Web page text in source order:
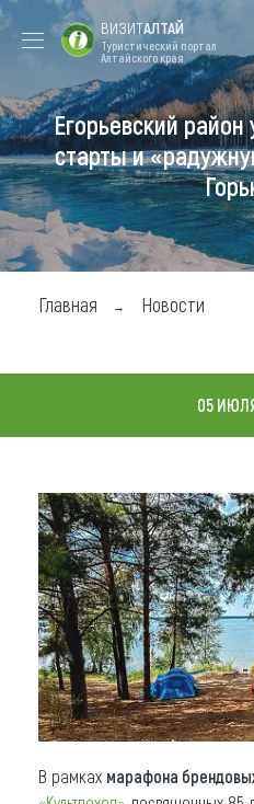
Форум VISIT
ALTAI
Цветение
маральника
Туры
Где побывать
Чем заняться
Карта
Что привезти
О регионе
Коллекция
Другие рубрики
ВИЗИТАЛТАЙ
Туристический портал
Алтайского края
Егорьевский
старты и
Главная Новости
05
В рамках марафона